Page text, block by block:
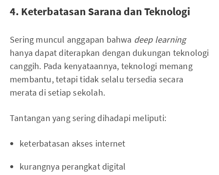
4. Keterbatasan Sarana dan Teknologi
Sering muncul anggapan bahwa deep learning
hanya dapat diterapkan dengan dukungan teknologi
canggih. Pada kenyataannya, teknologi memang
membantu, tetapi tidak selalu tersedia secara
merata di setiap sekolah.
Tantangan yang sering dihadapi meliputi:
keterbatasan akses internet
kurangnya perangkat digital